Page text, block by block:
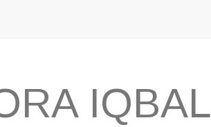
IQBAL